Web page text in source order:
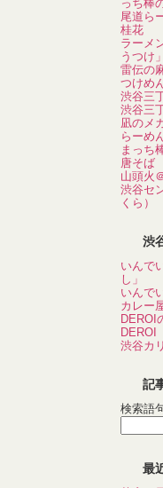
っち棒
尾道ら
桂花
ラーメ
うつけ」
雷伝の
つけめ
渋谷三
渋谷三
凪のメ
らーめ
まっち
唐そば
山頭火
渋谷セ
くら）
渋
いんで
し」
いんで
カレー
DEROI
DEROI
渋谷カ
記
検索語
最